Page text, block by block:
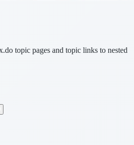
topic pages and topic links to nested